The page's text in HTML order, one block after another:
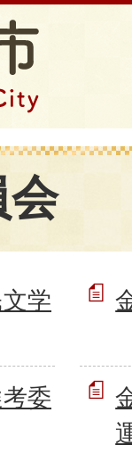
会
学
委